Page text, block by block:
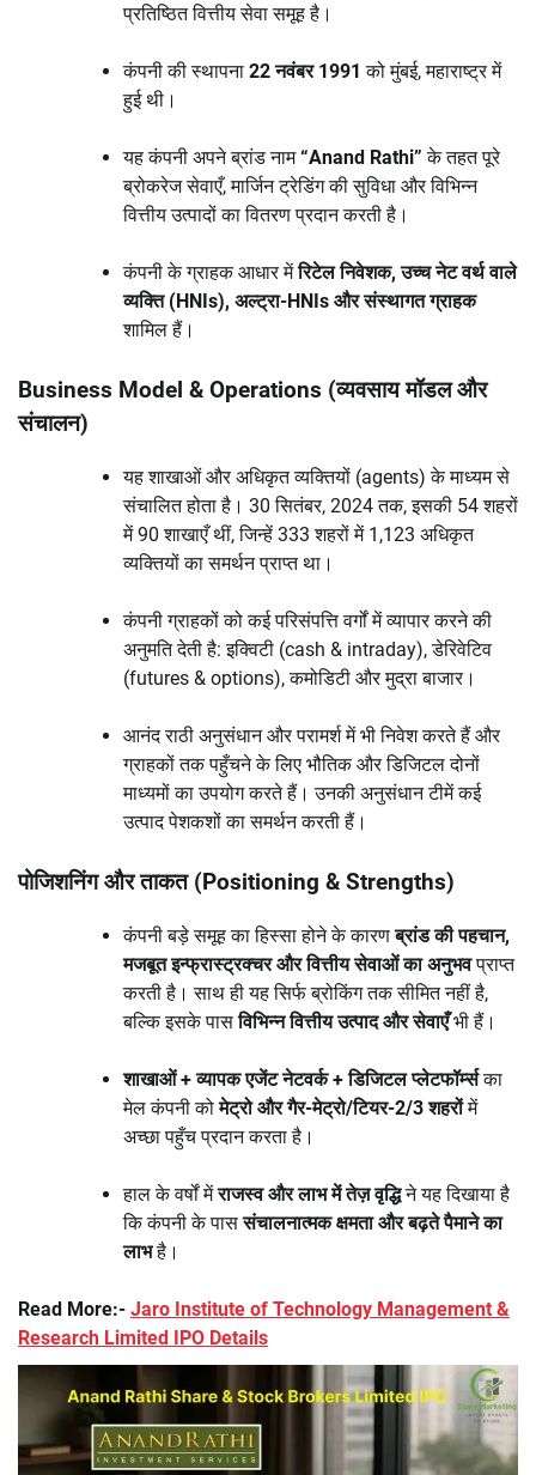
प्रतिष्ठित वित्तीय सेवा समूह है।
कंपनी की स्थापना 22 नवंबर 1991 को मुंबई, महाराष्ट्र में
हुई थी।
यह कंपनी अपने ब्रांड नाम“Anand Rathi” के तहत पूरे
ब्रोकरेज सेवाएँ, मार्जिन ट्रेडिंग की सुविधा और विभिन्न
वित्तीय उत्पादों का वितरण प्रदान करती है।
कंपनी के ग्राहक आधार मेंरिटेल निवेशक, उच्च नेट वर्थ वाले
व्यक्ति (HNIs), अल्ट्रा-HNIs और संस्थागत ग्राहक
शामिल हैं।
Business Model & Operations (व्यवसाय मॉडल और
संचालन)
यह शाखाओं और अधिकृत व्यक्तियों (agents) के माध्यम से
संचालित होता है। 30 सितंबर, 2024 तक, इसकी 54 शहरों
में 90 शाखाएँ थीं, जिन्हें 333 शहरों में 1,123 अधिकृत
व्यक्तियों का समर्थन प्राप्त था।
कंपनी ग्राहकों को कई परिसंपत्ति वर्गों में व्यापार करने की
अनुमति देती है: इक्विटी (cash & intraday), डेरिवेटिव
(futures & options), कमोडिटी और मुद्रा बाजार।
आनंद राठी अनुसंधान और परामर्श में भी निवेश करते हैं और
ग्राहकों तक पहुँचने के लिए भौतिक और डिजिटल दोनों
माध्यमों का उपयोग करते हैं। उनकी अनुसंधान टीमें कई
उत्पाद पेशकशों का समर्थन करती हैं।
पोजिशनिंग और ताकत (Positioning & Strengths)
कंपनी बड़े समूह का हिस्सा होने के कारणब्रांड की पहचान,
मजबूत इन्फ्रास्ट्रक्चर और वित्तीय सेवाओं का अनुभवप्राप्त
करती है। साथ ही यह सिर्फ ब्रोकिंग तक सीमित नहीं है,
बल्कि इसके पासविभिन्न वित्तीय उत्पाद और सेवाएँभी हैं।
शाखाओं + व्यापक एजेंट नेटवर्क + डिजिटल प्लेटफॉर्म्सका
मेल कंपनी कोमेट्रो और गैर-मेट्रो/टियर-2/3 शहरोंमें
अच्छा पहुँच प्रदान करता है।
हाल के वर्षों मेंराजस्व और लाभ में तेज़ वृद्धिने यह दिखाया है
कि कंपनी के पाससंचालनात्मक क्षमता और बढ़ते पैमाने का
लाभहै।
Read More:- Jaro Institute of Technology Management &
Research Limited IPO Details